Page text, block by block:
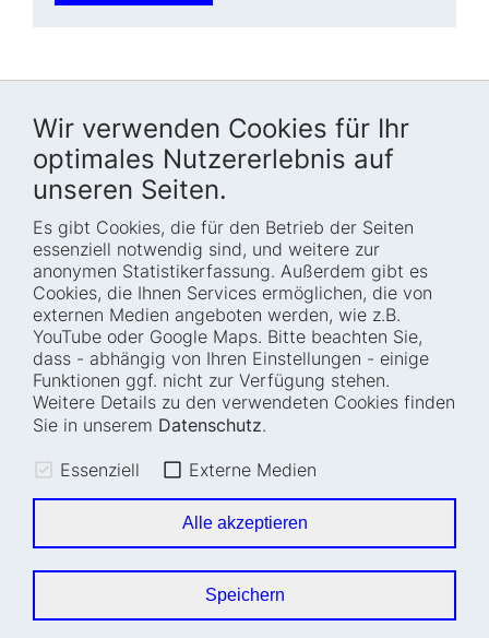
Wir verwenden Cookies für Ihr
optimales Nutzererlebnis auf
unseren Seiten.
Es gibt Cookies, die für den Betrieb der Seiten
essenziell notwendig sind, und weitere zur
anonymen Statistikerfassung. Außerdem gibt es
Cookies, die Ihnen Services ermöglichen, die von
externen Medien angeboten werden, wie z.B.
YouTube oder Google Maps. Bitte beachten Sie,
dass - abhängig von Ihren Einstellungen - einige
Funktionen ggf. nicht zur Verfügung stehen.
Weitere Details zu den verwendeten Cookies finden
Sie in unserem Datenschutz.
Essenziell Externe Medien
Alle akzeptieren
Speichern
Startseite
Wer wir sind
Wie wir arbeiten
Projekte
Fellowships
Karriere
Blog
Presse
Termine
Barrierefreiheit
Transparenz
Glossar
Anfahrt und
Leichte Sprache
Gebärdensprache
Impressum
Sitemap
Cookie-Einstellungen